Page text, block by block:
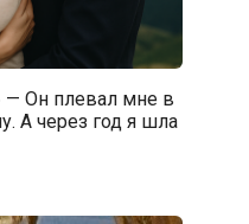
— Он плевал мне в
А через год я шла